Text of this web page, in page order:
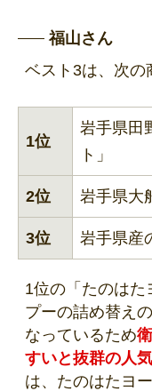
福山さん
ベスト3は、次の
1位
岩手県田
ト」
2位 岩手県大
3位 岩手県産
1位の「たのはた
プーの詰め替え
なっているため
すいと抜群の人気
は、たのはたヨ